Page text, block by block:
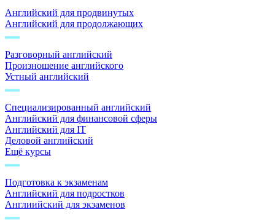
Английский для продвинутых
Английский для продолжающих
Разговорный английский
Произношение английского
Устный английский
Специализированный английский
Английский для финансовой сферы
Английский для IT
Деловой английский
Ещё курсы
Подготовка к экзаменам
Английский для подростков
Англиийский для экзаменов